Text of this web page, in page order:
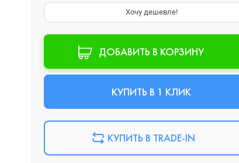
Хочу дешевле!
ДОБАВИТЬ В КОРЗИНУ
КУПИТЬ В 1 КЛИК
КУПИТЬ В TRADE-IN